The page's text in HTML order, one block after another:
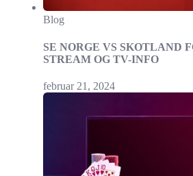
Blog
SE NORGE VS SKOTLAND
STREAM OG TV-INFO
februar 21, 2024